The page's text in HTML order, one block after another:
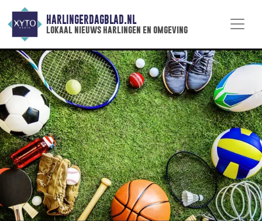
HARLINGERDAGBLAD.NL
lokaal nieuws harlingen en omgeving